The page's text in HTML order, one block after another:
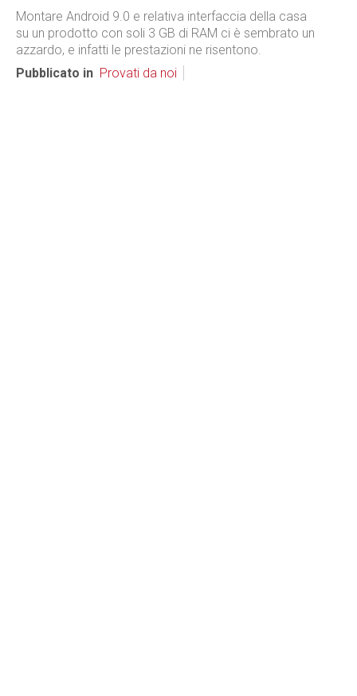
Montare Android 9.0 e relativa interfaccia della casa
su un prodotto con soli 3 GB di RAM ci è sembrato un
azzardo, e infatti le prestazioni ne risentono.
Pubblicato in Provati da noi